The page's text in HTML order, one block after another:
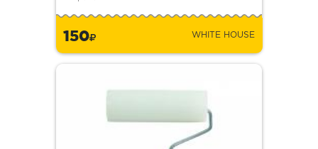
150 WHITE HOUSE